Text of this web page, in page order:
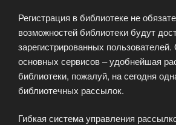
Регистрация в библиотеке не
возможностей библиотеки будут
зарегистрированных пользователей.
основных сервисов – удобнейшая
библиотеки, пожалуй, на сегодня
библиотечных рассылок.
Гибкая система управления